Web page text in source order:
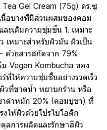
Gel Cream (75g) ดร.ซู
นื้อบางที่มีส่วนผสมของคอม
ะเติมความชุ่มชื้น 1. เหมาะ
เหมาะสำหรับผิวมัน ผิวเป็น
วยสารสกัดจาก 79%
Vegan Kombucha ของ
ที่ให้ความชุ่มชื้นอย่างรวดเร็ว
วที่ขาดน้ำ หยาบกร้าน หรือ
ดำหมัก 20% (คอมบูชา) ที่
งให้ผิวด้วยโปรไบโอติก
ลการผลิตและรักษาสีผิว